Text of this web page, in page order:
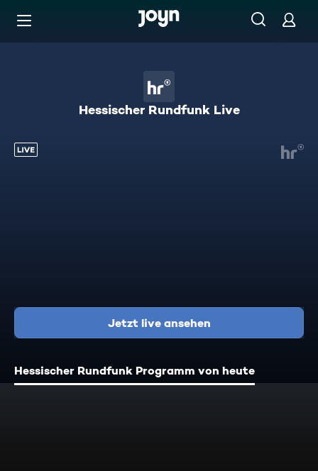
Zum Inhalt springen
Hessischer Rundfunk Live
Jetzt live ansehen
Hessischer Rundfunk Programm von heute